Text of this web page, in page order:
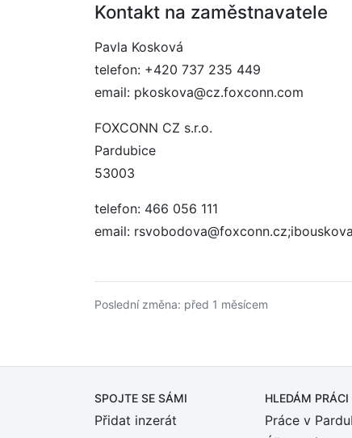
Kontakt na zaměstnavatele
Pavla Kosková
telefon: +420 737 235 449
email: pkoskova@cz.foxconn.com
FOXCONN CZ s.r.o.
Pardubice
53003
telefon: 466 056 111
email:
Poslední změna: před 1 měsícem
SPOJTE SE SÁMI
Přidat inzerát
HLEDÁM PRÁCI
Práce v